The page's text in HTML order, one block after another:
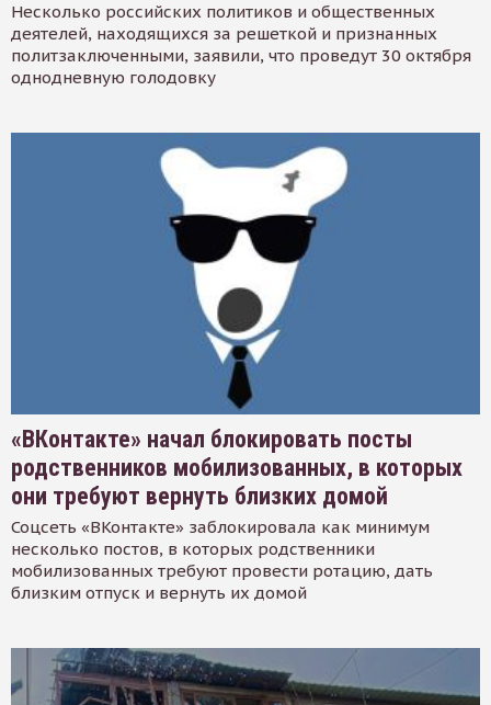
Несколько российских политиков и общественных
деятелей, находящихся за решеткой и признанных
политзаключенными, заявили, что проведут 30 октября
однодневную голодовку
«ВКонтакте» начал блокировать посты
родственников мобилизованных, в которых
они требуют вернуть близких домой
Соцсеть «ВКонтакте» заблокировала как минимум
несколько постов, в которых родственники
мобилизованных требуют провести ротацию, дать
близким отпуск и вернуть их домой